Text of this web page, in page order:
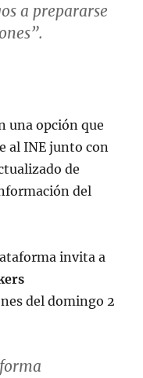
a prepararse
una opción que
al INE junto con
de
del
invita a
del domingo 2